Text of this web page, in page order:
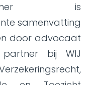
is
samenvatting
door advocaat
partner bij WIJ